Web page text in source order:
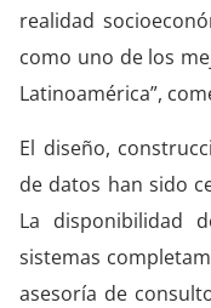
realidad
como uno de los
Latinoamérica”,
El diseño,
de datos han sido
La disponibilidad
sistemas
asesoría de